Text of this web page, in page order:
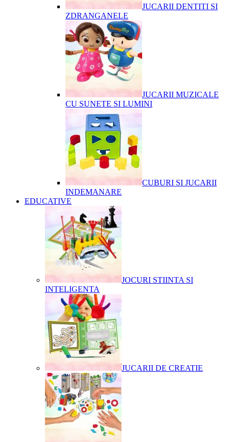
JUCARII DENTITI SI
ZDRANGANELE
JUCARII MUZICALE
CU SUNETE SI LUMINI
CUBURI SI JUCARII
INDEMANARE
EDUCATIVE
JOCURI STIINTA SI
INTELIGENTA
JUCARII DE CREATIE